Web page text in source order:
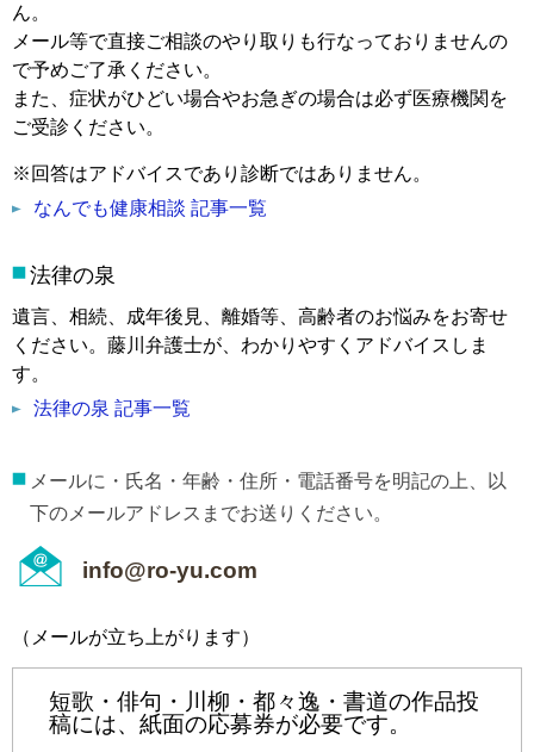
ん。
メール等で直接ご相談のやり取りも行なっておりませんの
で予めご了承ください。
また、症状がひどい場合やお急ぎの場合は必ず医療機関を
ご受診ください。
※回答はアドバイスであり診断ではありません。
なんでも健康相談 記事一覧
法律の泉
遺言、相続、成年後見、離婚等、高齢者のお悩みをお寄せ
ください。藤川弁護士が、わかりやすくアドバイスしま
す。
法律の泉 記事一覧
メールに・氏名・年齢・住所・電話番号を明記の上、以
下のメールアドレスまでお送りください。
info@ro-yu.com
（メールが立ち上がります）
短歌・俳句・川柳・都々逸・書道の作品投
稿には、紙面の応募券が必要です。